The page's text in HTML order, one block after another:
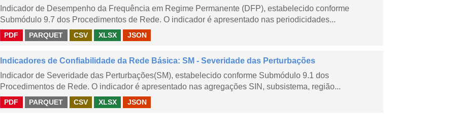
Indicador de Desempenho da Frequência em Regime Permanente (DFP), estabelecido conforme
Submódulo 9.7 dos Procedimentos de Rede. O indicador é apresentado nas periodicidades...
PDF PARQUET CSV XLSX JSON
Indicadores de Confiabilidade da Rede Básica: SM - Severidade das Perturbações
Indicador de Severidade das Perturbações(SM), estabelecido conforme Submódulo 9.1 dos
Procedimentos de Rede. O indicador é apresentado nas agregações SIN, subsistema, região...
PDF PARQUET CSV XLSX JSON